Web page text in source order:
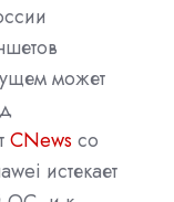
может
CNews со
истекает